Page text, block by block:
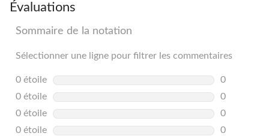
Évaluations
Sommaire de la notation
Sélectionner une ligne pour filtrer les commentaires
0 étoile étoiles
0
0
0 étoile étoiles
0
0
0 étoile étoiles
0
0
0 étoile étoiles
0